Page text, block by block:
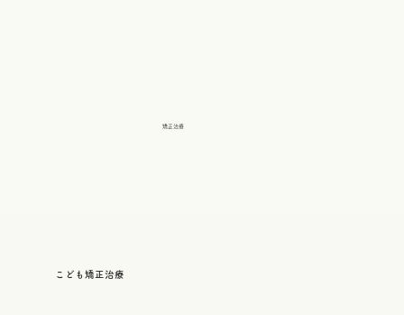
矯正治療
こども矯正治療